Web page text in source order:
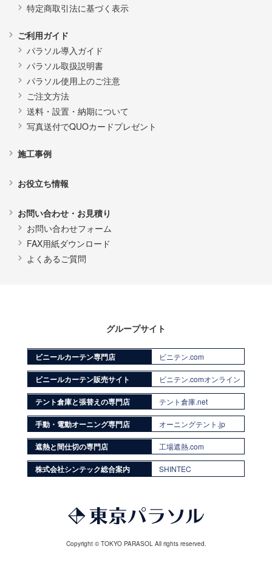
特定商取引法に基づく表示
ご利用ガイド
パラソル導入ガイド
パラソル取扱説明書
パラソル使用上のご注意
ご注文方法
送料・設置・納期について
写真送付でQUOカードプレゼント
施工事例
お役立ち情報
お問い合わせ・お見積り
お問い合わせフォーム
FAX用紙ダウンロード
よくあるご質問
グループサイト
ビニールカーテン専門店 ビニテン.com
ビニールカーテン販売サイト ビニテン.comオンライン
テント倉庫と張替えの専門店 テント倉庫.net
手動・電動オーニング専門店 オーニングテント.jp
遮熱と間仕切の専門店 工場遮熱.com
株式会社シンテック総合案内 SHINTEC
Copyright © TOKYO PARASOL All rights reserved.